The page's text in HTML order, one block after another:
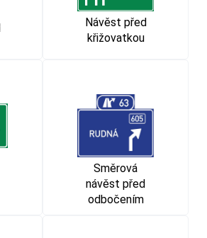
Návěst před
křižovatkou
Směrová
návěst před
odbočením